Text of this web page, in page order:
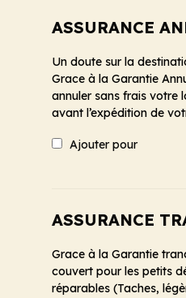
ASSURANCE
Un doute sur la
Grace à la Garantie
annuler sans frais votre
avant l’expédition de
Ajouter pour
ASSURANCE
Grace à la Garantie
couvert pour les petits
réparables (Taches,